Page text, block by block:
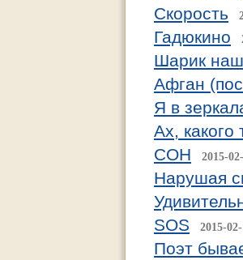
Скорость
Гадюкино
Шарик
Афган
Я в
Ах,
СОН
2015-
Нарушая
SOS
2015-
Поэт